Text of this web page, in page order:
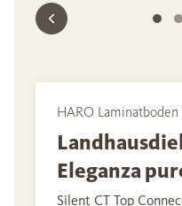
HARO Laminatboden
Eleganza
Silent CT Top